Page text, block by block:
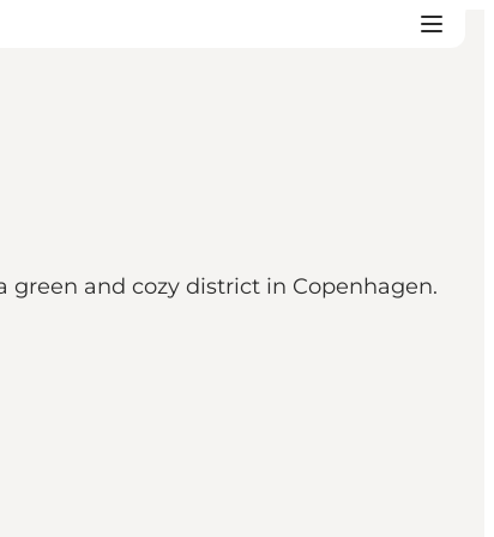
and cozy district in Copenhagen.